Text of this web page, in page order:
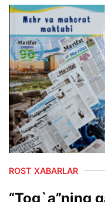
ROST XABARLAR
“Tog`a”ning